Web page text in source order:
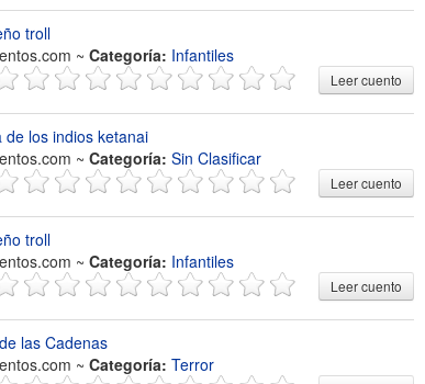
troll
~ Categoría: Infantiles
Leer cuento
de los indios ketanai
~ Categoría: Sin Clasificar
Leer cuento
troll
~ Categoría: Infantiles
Leer cuento
las Cadenas
~ Categoría: Terror